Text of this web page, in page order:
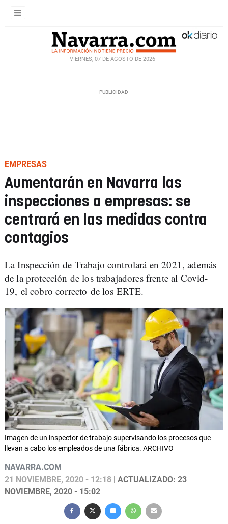
VIERNES, 07 DE AGOSTO DE 2026
EMPRESAS
Aumentarán en Navarra las
inspecciones a empresas: se
centrará en las medidas contra
contagios
La Inspección de Trabajo controlará en 2021, además
de la protección de los trabajadores frente al Covid-
19, el cobro correcto de los ERTE.
Imagen de un inspector de trabajo supervisando los procesos que
llevan a cabo los empleados de una fábrica. ARCHIVO
NAVARRA.COM
21 NOVIEMBRE, 2020 - 12:18 | ACTUALIZADO: 23
NOVIEMBRE, 2020 - 15:02